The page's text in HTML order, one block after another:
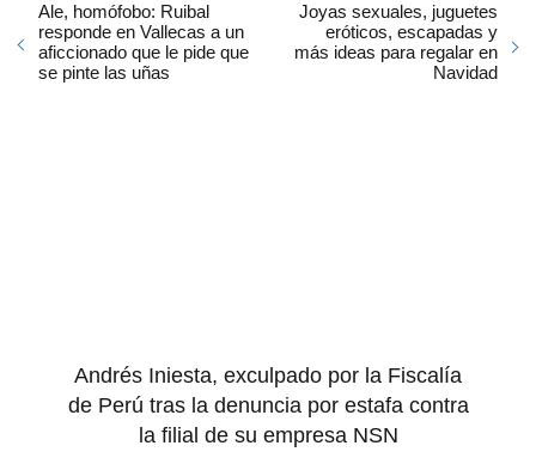
Ale, homófobo: Ruibal
responde en Vallecas a un
aficcionado que le pide que
se pinte las uñas
Joyas sexuales, juguetes
eróticos, escapadas y
más ideas para regalar en
Navidad
Andrés Iniesta, exculpado por la Fiscalía
de Perú tras la denuncia por estafa contra
la filial de su empresa NSN